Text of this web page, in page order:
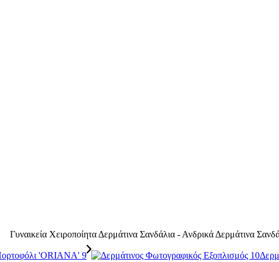
Χειροποίητα Δερμάτινα Σανδάλια - Ανδρικά Δερμάτινα